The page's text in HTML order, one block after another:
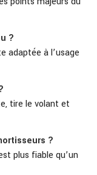
?
adaptée à l’usage
tire le volant et
?
plus fiable qu’un